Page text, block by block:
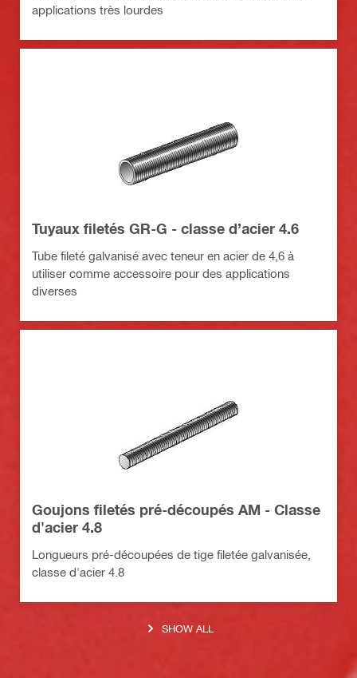
applications très lourdes
Tuyaux filetés GR-G - classe d’acier 4.6
Tube fileté galvanisé avec teneur en acier de 4,6 à
utiliser comme accessoire pour des applications
diverses
Goujons filetés pré-découpés AM - Classe
d'acier 4.8
Longueurs pré-découpées de tige filetée galvanisée,
classe d'acier 4.8
SHOW ALL